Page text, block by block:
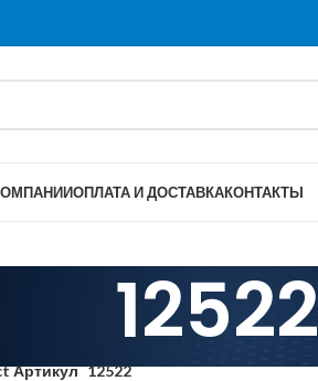
ОПЛАТА И ДОСТАВКАКОНТАКТЫ
12522
Артикул 12522